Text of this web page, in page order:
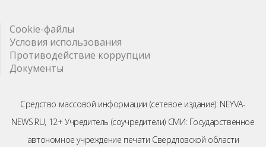
Cookie-файлы
Условия использования
Противодействие коррупции
Документы
Средство массовой информации (сетевое издание): NEYVA-
NEWS.RU, 12+ Учредитель (соучредители) СМИ: Государственное
автономное учреждение печати Свердловской области